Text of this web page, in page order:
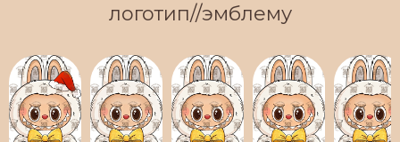
логотип//эмблему